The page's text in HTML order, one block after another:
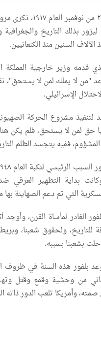
ليزور بذلك التاريخ
السنين منذ الكنعانيين.
قدمه وزير خارجية المملكة
"من لا يملك لمن لا يستحق"،
الإسرائيلي.
لتنفيذ مشروع الحركة
حق لمن لا يستحق، فلم يكن
المشؤوم، ففيه يتجسد الظلم
بداية التطهير العرقي
التي تم دعم الصهاينة بها
الغادر لمأساة القرن،
للتاريخ، ولحقوق شعبنا،
بشعبنا بسببه.
بلفور هذه السنة في ظروف
من وحشية وقمع وقتل
وأمريكا تلعب الدور ذاته